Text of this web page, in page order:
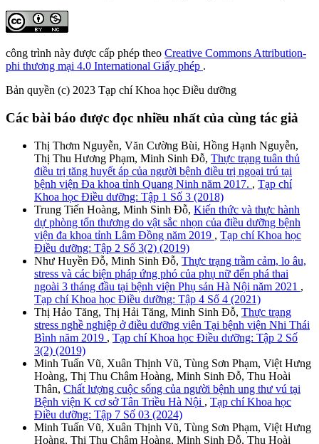
công trình này được cấp phép theo Creative Commons Attribution-
phi thương mại 4.0 International Giấy phép .
Bản quyền (c) 2023 Tạp chí Khoa học Điều dưỡng
Các bài báo được đọc nhiều nhất của cùng tác giả
Thị Thơm Nguyễn, Văn Cường Bùi, Hồng Hạnh Nguyễn,
Thị Thu Hương Phạm, Minh Sinh Đỗ, Thực trạng tuân thủ
điều trị tăng huyết áp của người bệnh điều trị ngoại trú tại
bệnh viện Đa khoa tỉnh Quang Ninh năm 2017. , Tạp chí
Khoa học Điều dưỡng: Tập 1 Số 3 (2018)
Trung Tiến Hoàng, Minh Sinh Đỗ, Kiến thức và thực hành
dự phòng tổn thương do vật sắc nhọn của điều dưỡng bệnh
viện đa khoa tỉnh Lâm Đồng năm 2019 , Tạp chí Khoa học
Điều dưỡng: Tập 2 Số 3(2) (2019)
Như Huyền Đỗ, Minh Sinh Đỗ, Thực trạng trầm cảm, lo âu,
stress và các biện pháp ứng phó của phụ nữ đến phá thai
ngoài 3 tháng đầu tại bệnh viện Phụ sản Hà Nội năm 2021 ,
Tạp chí Khoa học Điều dưỡng: Tập 4 Số 4 (2021)
Thị Hảo Tăng, Thị Hải Tăng, Minh Sinh Đỗ, Thực trạng
stress nghề nghiệp ở điều dưỡng viên Tại bệnh viện Nhi Thái
Bình năm 2019 , Tạp chí Khoa học Điều dưỡng: Tập 2 Số
3(2) (2019)
Minh Tuấn Vũ, Xuân Thịnh Vũ, Tùng Sơn Phạm, Việt Hưng
Hoàng, Thị Thu Châm Hoàng, Minh Sinh Đỗ, Thu Hoài
Thân, Chất lượng cuộc sống của người bệnh ung thư vú tại
Bệnh viện K cơ sở Tân Triều Hà Nội , Tạp chí Khoa học
Điều dưỡng: Tập 7 Số 03 (2024)
Minh Tuấn Vũ, Xuân Thịnh Vũ, Tùng Sơn Phạm, Việt Hưng
Hoàng, Thị Thu Châm Hoàng, Minh Sinh Đỗ, Thu Hoài